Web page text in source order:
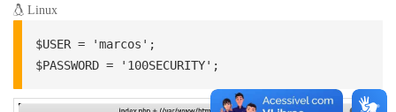
Linux
$USER = 'marcos';
$PASSWORD = '100SECURITY';